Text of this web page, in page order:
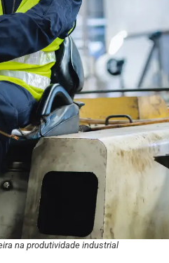
na produtividade industrial